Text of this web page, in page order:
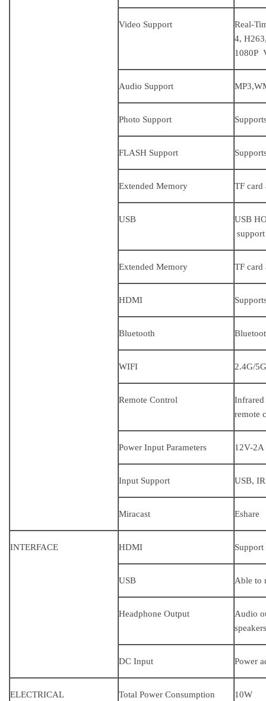
Video Support
Real-
4,
1080P
Audio Support
Photo Support
FLASH Support
Extended Memory TF card
USB
USB
Extended Memory TF card
HDMI
Bluetooth
WIFI 2.4G/
Remote Control
Infrared
remote
Power Input Parameters 12V-2A
Input Support USB, IR
Miracast Eshare
INTERFACE HDMI
USB Able to
Headphone Output
Audio
DC Input Power
ELECTRICAL
Total Power Consumption 10W